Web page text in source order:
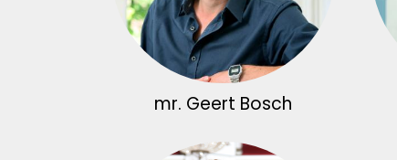
mr. Geert Bosch